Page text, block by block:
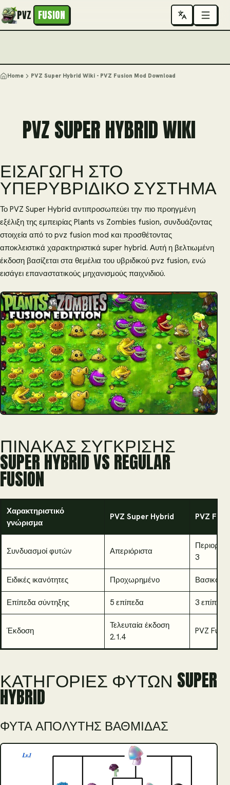
PVZ FUSION
Home PVZ Super Hybrid Wiki - PVZ Fusion Mod Download
PVZ SUPER HYBRID WIKI
ΕΙΣΑΓΩΓΉ ΣΤΟ
ΥΠΕΡΥΒΡΙΔΙΚΌ ΣΎΣΤΗΜΑ
Το PVZ Super Hybrid αντιπροσωπεύει την πιο προηγμένη
εξέλιξη της εμπειρίας Plants vs Zombies fusion, συνδυάζοντας
στοιχεία από το pvz fusion mod και προσθέτοντας
αποκλειστικά χαρακτηριστικά super hybrid. Αυτή η βελτιωμένη
έκδοση βασίζεται στα θεμέλια του υβριδικού pvz fusion, ενώ
εισάγει επαναστατικούς μηχανισμούς παιχνιδιού.
ΠΊΝΑΚΑΣ ΣΎΓΚΡΙΣΗΣ
SUPER HYBRID VS REGULAR
FUSION
Χαρακτηριστικό
γνώρισμα
PVZ Super Hybrid PVZ
Συνδυασμοί φυτών Απεριόριστα
3
Ειδικές ικανότητες Προχωρημένο Βασικό
Επίπεδα σύντηξης 5 επίπεδα 3 επίπεδα
Έκδοση
Τελευταία έκδοση
2.1.4
PVZ
ΚΑΤΗΓΟΡΊΕΣ ΦΥΤΏΝ SUPER
HYBRID
ΦΥΤΆ ΑΠΌΛΥΤΗΣ ΒΑΘΜΊΔΑΣ